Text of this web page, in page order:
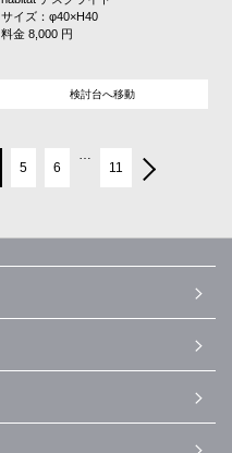
サイズ：φ40×H40
料金 8,000 円
検討台へ移動
5 6
…
11